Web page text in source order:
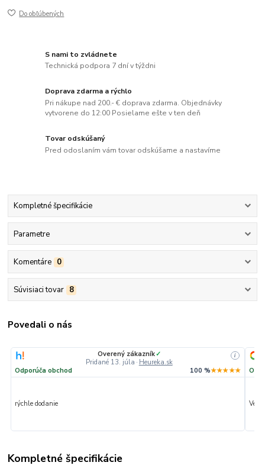
Do obľúbených
S nami to zvládnete
Technická podpora 7 dní v týždni
Doprava zdarma a rýchlo
Pri nákupe nad 200.- € doprava zdarma. Objednávky
vytvorene do 12:00 Posielame ešte v ten deň
Tovar odskúšaný
Pred odoslaním vám tovar odskúšame a nastavíme
Kompletné špecifikácie
Parametre
Komentáre 0
Súvisiaci tovar 8
Povedali o nás
Overený zákazník✓
Pridané 13. júla · Heureka.sk
i
Odporúča obchod 100 %★★★★★
rýchle dodanie
Kompletné špecifikácie